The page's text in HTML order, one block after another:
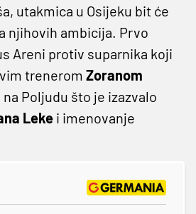
utakmica u Osijeku bit će
njihovih ambicija. Prvo
Areni protiv suparnika koji
trenerom Zoranom
Poljudu što je izazvalo
Leke i imenovanje